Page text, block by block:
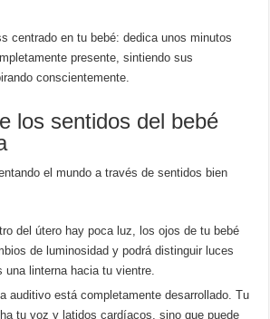
centrado en tu bebé: dedica unos minutos
presente, sintiendo sus
conscientemente.
los sentidos del bebé
el mundo a través de sentidos bien
del útero hay poca luz, los ojos de tu bebé
de luminosidad y podrá distinguir luces
una linterna hacia tu vientre.
auditivo está completamente desarrollado. Tu
tu voz y latidos cardíacos, sino que puede